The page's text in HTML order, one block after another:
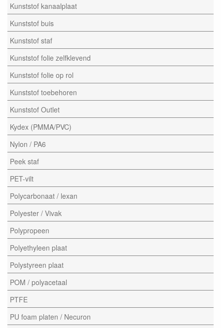
Kunststof kanaalplaat
Kunststof buis
Kunststof staf
Kunststof folie zelfklevend
Kunststof folie op rol
Kunststof toebehoren
Kunststof Outlet
Kydex (PMMA/PVC)
Nylon / PA6
Peek staf
PET-vilt
Polycarbonaat / lexan
Polyester / Vivak
Polypropeen
Polyethyleen plaat
Polystyreen plaat
POM / polyacetaal
PTFE
PU foam platen / Necuron